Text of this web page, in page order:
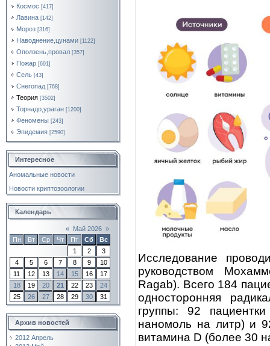
Космос [417]
Лавина [142]
Мороз [316]
Наводнение,цунами [1122]
Оползень,провал [357]
Пожар [691]
Сель [43]
Снегопад [768]
Теория [3502]
Торнадо,ураган [1200]
Феномены [243]
Эпидемия [2590]
Интересное
Аномальные новости
Новости криптозоологии
Календарь
« Май 2026 »
Пн
Вт Ср Чт Пт Сб
Вс
1
2
3
4
5 6 7 8 9
10
11
12 13 14 15 16
17
18
19 20 21 22 23
24
25
26 27 28 29 30 31
Архив новостей
2012 Апрель
Исследование
руководством
Ragab). Всего 184
односторонняя
группы: 92
наномоль на литр) и
витамина D (более 30